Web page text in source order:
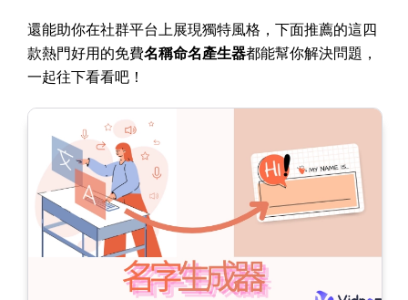
還能助你在社群平台上展現獨特風格，下面推薦的這四
款熱門好用的免費名稱命名產生器都能幫你解決問題，
一起往下看看吧！